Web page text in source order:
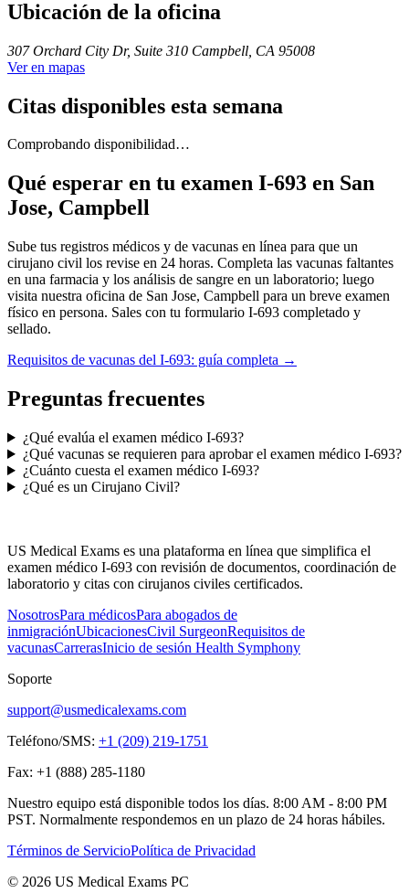
Ubicación de la oficina
307 Orchard City Dr, Suite 310 Campbell, CA 95008
Ver en mapas
Citas disponibles esta semana
Comprobando disponibilidad…
Qué esperar en tu examen I-693 en San
Jose, Campbell
Sube tus registros médicos y de vacunas en línea para que un
cirujano civil los revise en 24 horas. Completa las vacunas faltantes
en una farmacia y los análisis de sangre en un laboratorio; luego
visita nuestra oficina de San Jose, Campbell para un breve examen
físico en persona. Sales con tu formulario I-693 completado y
sellado.
Requisitos de vacunas del I-693: guía completa →
Preguntas frecuentes
¿Qué evalúa el examen médico I-693?
¿Qué vacunas se requieren para aprobar el examen médico I-693?
¿Cuánto cuesta el examen médico I-693?
¿Qué es un Cirujano Civil?
US Medical Exams es una plataforma en línea que simplifica el
examen médico I-693 con revisión de documentos, coordinación de
laboratorio y citas con cirujanos civiles certificados.
NosotrosPara médicosPara abogados de
inmigraciónUbicacionesCivil SurgeonRequisitos de
vacunasCarrerasInicio de sesión Health Symphony
Soporte
support@usmedicalexams.com
Teléfono/SMS: +1 (209) 219-1751
Fax: +1 (888) 285-1180
Nuestro equipo está disponible todos los días. 8:00 AM - 8:00 PM
PST. Normalmente respondemos en un plazo de 24 horas hábiles.
Términos de ServicioPolítica de Privacidad
© 2026 US Medical Exams PC